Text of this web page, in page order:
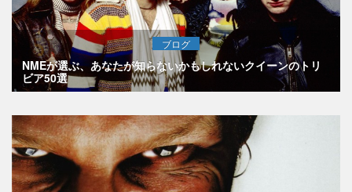
ブログ
NMEが選ぶ、あなたが知らないかもしれないクイーンのトリ
ビア50選